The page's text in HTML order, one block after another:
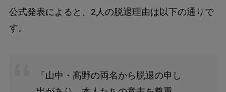
公式発表によると、2人の脱退理由は以下の通りで
す。
「山中・髙野の両名から脱退の申し